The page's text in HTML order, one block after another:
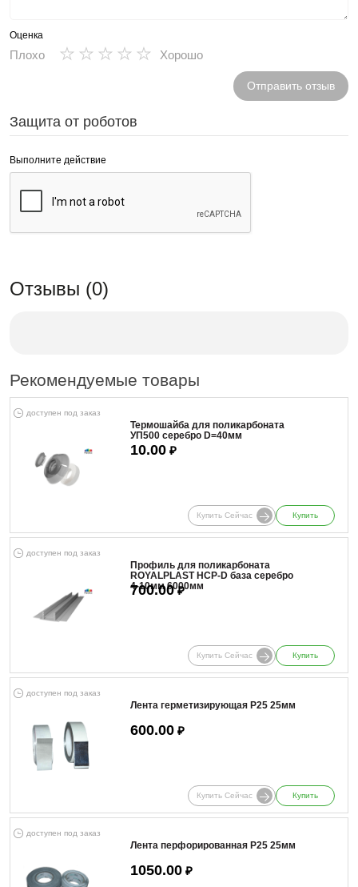
Оценка
Плохо ★
★
★
★
★ Хорошо
Отправить отзыв
Защита от роботов
Выполните действие
Отзывы (0)
Рекомендуемые товары
доступен под заказ
Термошайба для поликарбоната
УП500 серебро D=40мм
10.00 ₽
Купить Сейчас Купить
доступен под заказ
Профиль для поликарбоната
ROYALPLAST HCP-D база серебро
4-10мм 6000мм
700.00₽
Купить Сейчас Купить
доступен под заказ
Лента герметизирующая Р25 25мм
600.00 ₽
Купить Сейчас Купить
доступен под заказ
Лента перфорированная Р25 25мм
1050.00 ₽